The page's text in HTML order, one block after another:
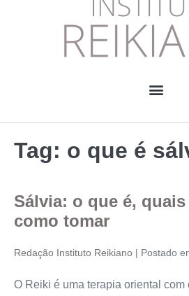
Tag: o que é
Sálvia: o que é,
como tomar
Redação Instituto Reikiano | Postado
O Reiki é uma terapia oriental com